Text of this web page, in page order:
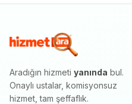
Aradığın hizmeti yanında bul.
Onaylı ustalar, komisyonsuz
hizmet, tam şeffaflık.